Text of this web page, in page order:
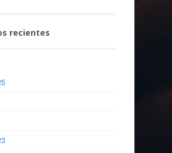
recientes